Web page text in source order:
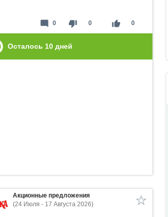
thumb_down 0 thumb_up 0
mode_comment 0
Осталось 10 дней
Акционные предложения
(24 Июля - 17 Августа 2026)